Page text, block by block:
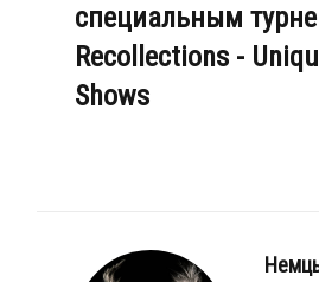
специальным турне
Recollections -
Shows